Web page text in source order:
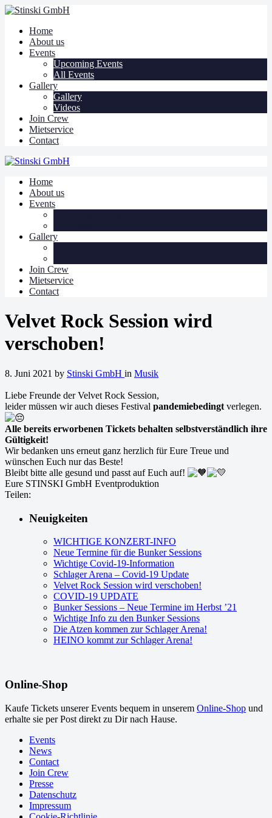
Home
About us
Events
Upcoming Events
All Events
Gallery
Gallery
Videos
Join Crew
Mietservice
Contact
Home
About us
Events
Gallery
Join Crew
Mietservice
Contact
Velvet Rock Session wird
verschoben!
8. Juni 2021 by Stinski GmbH in Musik
Liebe Freunde der Velvet Rock Session,
leider müssen wir auch dieses Festival pandemiebedingt verlegen.
Alle bereits erworbenen Tickets behalten selbstverständlich ihre
Gültigkeit!
Wir bedanken uns erneut ganz herzlich für Eure Treue und
wünschen Euch nur das Beste!
Bleibt bitte alle gesund und passt auf Euch auf!
Eure STINSKI GmbH Eventproduktion
Teilen:
Neuigkeiten
WICHTIGE KONZERT-INFO
Neue Termine für die Bunker Sessions
Wichtige Covid-19-Information
Schlager Arena – Covid-19 Update
Velvet Rock Session wird verschoben!
COVID-19 UPDATE
Bunker Sessions – Neue Termine im Herbst ’21
Wichtige Info zu den Bunker Sessions
Die Atzen kommen zur Schlager Arena!
HEINO kommt zur Schlager Arena!
Online-Shop
Kaufe Tickets unserer Events bequem in unserem Online-Shop und
erhalte sie per Post direkt zu Dir nach Hause.
Events
News
Contact
Join Crew
Presse
Datenschutz
Impressum